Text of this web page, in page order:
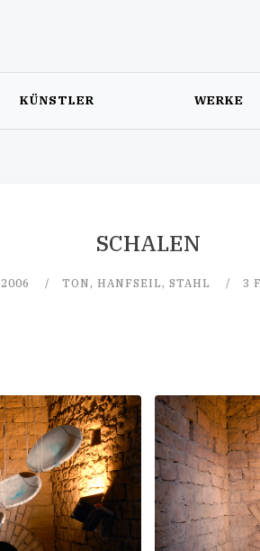
KÜNSTLER WERKE
SCHALEN
2006 TON, HANFSEIL, STAHL 3